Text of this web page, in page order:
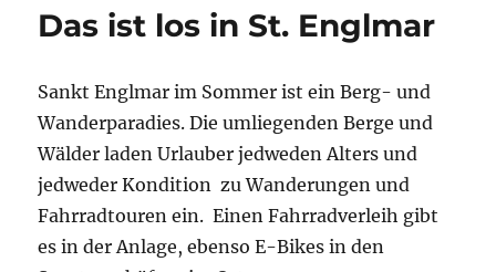
Das ist los in St. Englmar
Sankt Englmar im Sommer ist ein Berg- und
Wanderparadies. Die umliegenden Berge und
Wälder laden Urlauber jedweden Alters und
jedweder Kondition zu Wanderungen und
Fahrradtouren ein. Einen Fahrradverleih gibt
es in der Anlage, ebenso E-Bikes in den